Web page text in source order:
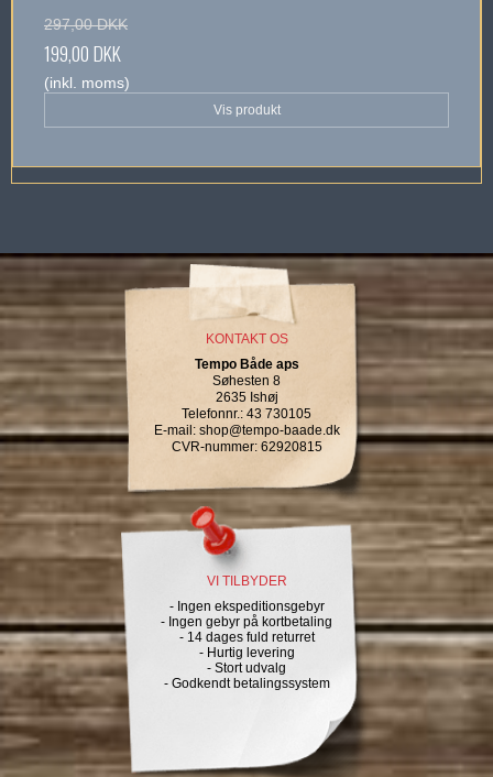
297,00 DKK
199,00 DKK
(inkl. moms)
Vis produkt
KONTAKT OS
Tempo Både aps
Søhesten 8
2635 Ishøj
Telefonnr.: 43 730105
E-mail : shop@tempo-baade.dk
CVR-nummer:62920815
VI TILBYDER
- Ingen ekspeditionsgebyr
- Ingen gebyr på kortbetaling
- 14 dages fuld returret
- Hurtig levering
- Stort udvalg
- Godkendt betalingssystem